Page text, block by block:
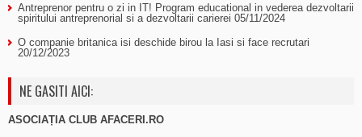
Antreprenor pentru o zi in IT! Program educational in vederea dezvoltarii
spiritului antreprenorial si a dezvoltarii carierei 05/11/2024
O companie britanica isi deschide birou la Iasi si face recrutari
20/12/2023
NE GASITI AICI:
ASOCIAȚIA CLUB AFACERI.RO